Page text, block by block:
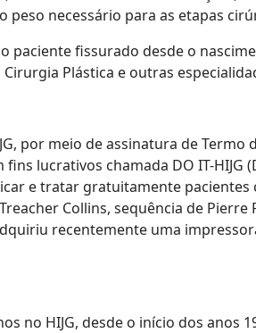
peso necessário para as etapas
fissurado desde o
Plástica e outras
por meio de assinatura de Termo
lucrativos chamada DO IT-
e tratar gratuitamente pacientes
Collins, sequência de Pierre
recentemente uma
no HIJG, desde o início dos anos